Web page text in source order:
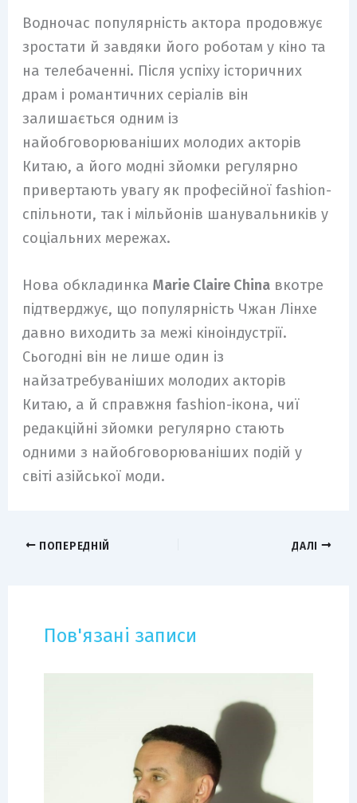
Водночас популярність актора продовжує
зростати й завдяки його роботам у кіно та
на телебаченні. Після успіху історичних
драм і романтичних серіалів він
залишається одним із
найобговорюваніших молодих акторів
Китаю, а його модні зйомки регулярно
привертають увагу як професійної fashion-
спільноти, так і мільйонів шанувальників у
соціальних мережах.
Нова обкладинкаMarie Claire China вкотре
підтверджує, що популярність Чжан Лінхе
давно виходить за межі кіноіндустрії.
Сьогодні він не лише один із
найзатребуваніших молодих акторів
Китаю, а й справжня fashion-ікона, чиї
редакційні зйомки регулярно стають
одними з найобговорюваніших подій у
світі азійської моди.
ПОПЕРЕДНІЙ ДАЛІ
Пов'язані записи